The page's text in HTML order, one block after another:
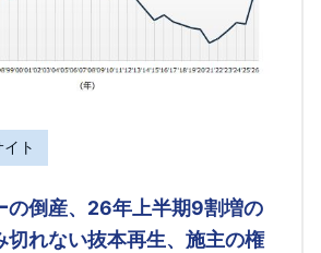
ト
の倒産、26年上半期9割増の
れない抜本再生、施主の権